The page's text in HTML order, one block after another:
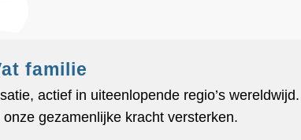
familie
actief in uiteenlopende regio’s
gezamenlijke kracht versterken.